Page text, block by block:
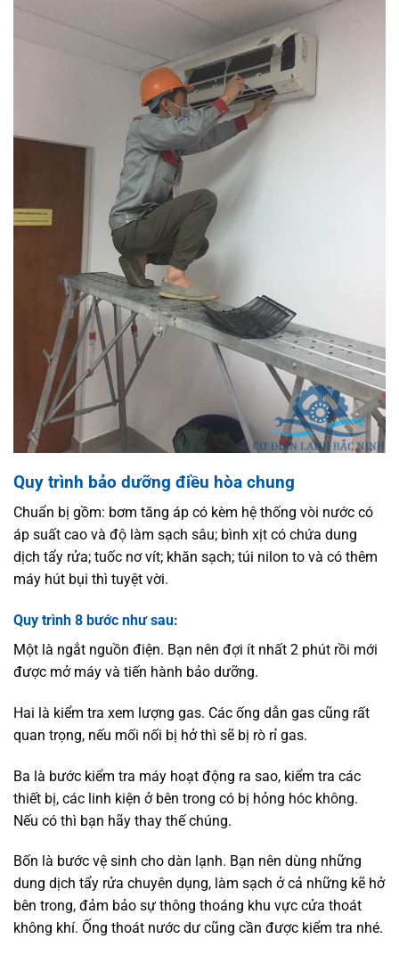
Quy trình bảo dưỡng điều hòa chung
Chuẩn bị gồm: bơm tăng áp có kèm hệ thống vòi nước có
áp suất cao và độ làm sạch sâu; bình xịt có chứa dung
dịch tẩy rửa; tuốc nơ vít; khăn sạch; túi nilon to và có thêm
máy hút bụi thì tuyệt vời.
Quy trình 8 bước như sau:
Một là ngắt nguồn điện. Bạn nên đợi ít nhất 2 phút rồi mới
được mở máy và tiến hành bảo dưỡng.
Hai là kiểm tra xem lượng gas. Các ống dẫn gas cũng rất
quan trọng, nếu mối nối bị hở thì sẽ bị rò rỉ gas.
Ba là bước kiểm tra máy hoạt động ra sao, kiểm tra các
thiết bị, các linh kiện ở bên trong có bị hỏng hóc không.
Nếu có thì bạn hãy thay thế chúng.
Bốn là bước vệ sinh cho dàn lạnh. Bạn nên dùng những
dung dịch tẩy rửa chuyên dụng, làm sạch ở cả những kẽ hở
bên trong, đảm bảo sự thông thoáng khu vực cửa thoát
không khí. Ống thoát nước dư cũng cần được kiểm tra nhé.